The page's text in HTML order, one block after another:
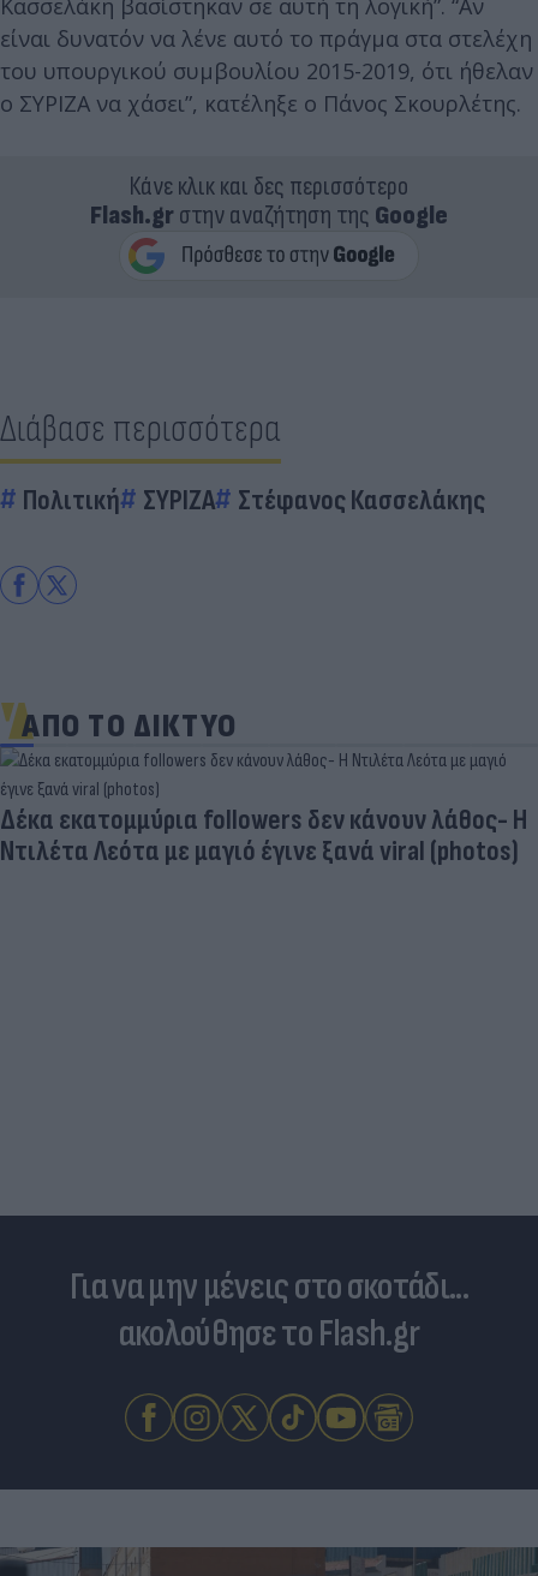
είναι δυνατόν να λένε αυτό το πράγμα στα στελέχη
του υπουργικού συμβουλίου 2015-2019, ότι ήθελαν
ο ΣΥΡΙΖΑ να χάσει”, κατέληξε ο Πάνος Σκουρλέτης.
Κάνε κλικ και δες περισσότερο
Flash.grστην αναζήτηση της Google
Διάβασε περισσότερα
Πολιτική ΣΥΡΙΖΑ Στέφανος Κασσελάκης
ΑΠΟ ΤΟ ΔΙΚΤΥΟ
Δέκα εκατομμύρια followers δεν κάνουν λάθος- Η
Ντιλέτα Λεότα με μαγιό έγινε ξανά viral (photos)
Για να μην μένεις στο σκοτάδι...
ακολούθησε το Flash.gr